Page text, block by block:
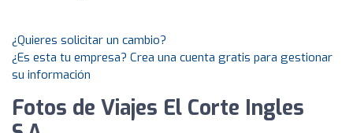
¿Quieres solicitar un cambio?
¿Es esta tu empresa? Crea una cuenta gratis para gestionar
su información
Fotos de Viajes El Corte Ingles